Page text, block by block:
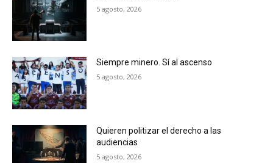
5 agosto, 2026
Siempre minero. Sí al ascenso
5 agosto, 2026
Quieren politizar el derecho a las
audiencias
5 agosto, 2026